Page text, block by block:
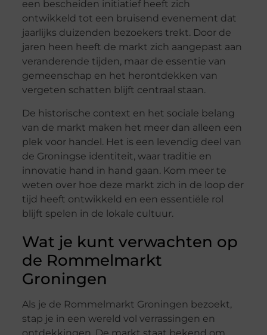
een bescheiden initiatief heeft zich
ontwikkeld tot een bruisend evenement dat
jaarlijks duizenden bezoekers trekt. Door de
jaren heen heeft de markt zich aangepast aan
veranderende tijden, maar de essentie van
gemeenschap en het herontdekken van
vergeten schatten blijft centraal staan.
De historische context en het sociale belang
van de markt maken het meer dan alleen een
plek voor handel. Het is een levendig deel van
de Groningse identiteit, waar traditie en
innovatie hand in hand gaan. Kom meer te
weten over hoe deze markt zich in de loop der
tijd heeft ontwikkeld en een essentiële rol
blijft spelen in de lokale cultuur.
Wat je kunt verwachten op
de Rommelmarkt
Groningen
Als je de Rommelmarkt Groningen bezoekt,
stap je in een wereld vol verrassingen en